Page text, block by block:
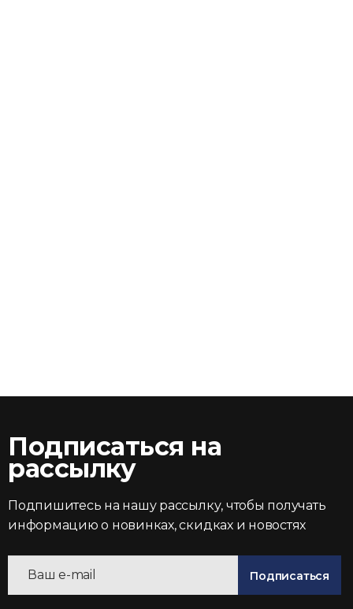
Подписаться на
рассылку
Подпишитесь на нашу рассылку, чтобы получать
информацию о новинках, скидках и новостях
Подписаться